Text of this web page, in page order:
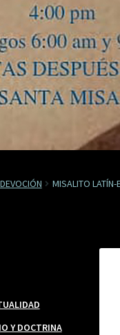
MISALITO LATÍN-
Y DOCTRINA